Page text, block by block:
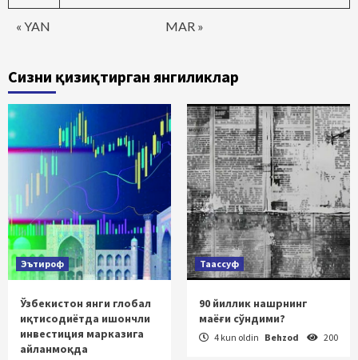
« YAN MAR »
Сизни қизиқтирган янгиликлар
Эътироф
Ўзбекистон янги глобал
иқтисодиётда ишончли
инвестиция марказига
айланмоқда
Таассуф
90 йиллик нашрнинг
маёғи сўндими?
4 kun oldin Behzod 200